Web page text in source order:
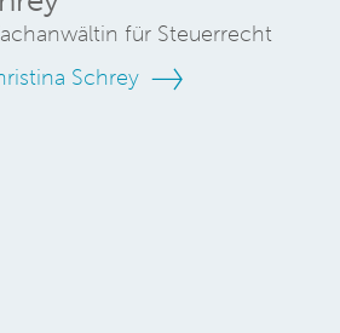
für Steuerrecht
Schrey